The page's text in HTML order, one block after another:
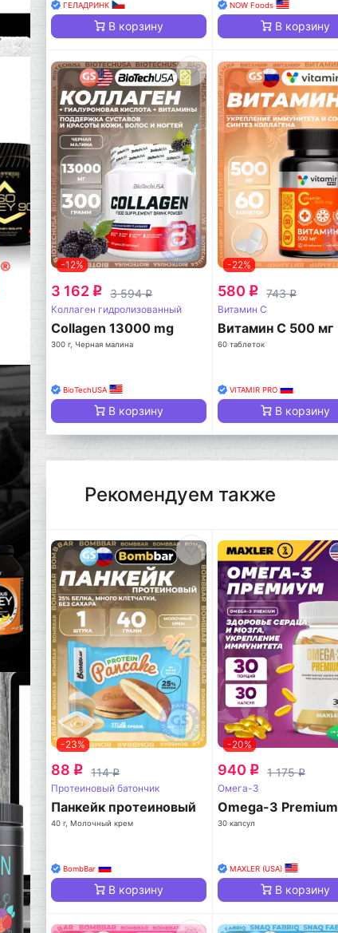
ГЕЛАДРИНК
В корзину
NOW Foods
В корзину
-12%
3 162 q 3 594q
Коллаген гидролизованный
Collagen 13000 mg
300 г, Черная малина
BioTechUSA
В корзину
-22%
580 q 743q
Витамин C
Витамин С 500 мг
60 таблеток
VITAMIR PRO
В корзину
Рекомендуем также
-23%
88 q 114q
Протеиновый батончик
Панкейк протеиновый
40 г, Молочный крем
BombBar
В корзину
-20%
940 q 1 175q
Омега-3
Omega-3 Premium
30 капсул
MAXLER (USA)
В корзину